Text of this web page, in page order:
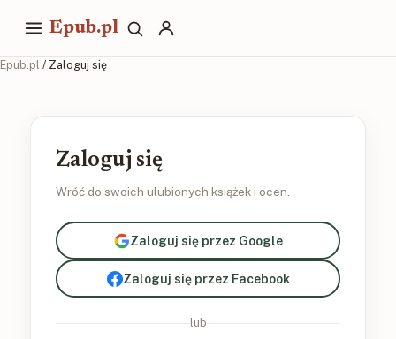
Epub.pl
Epub.pl / Zaloguj się
Zaloguj się
Wróć do swoich ulubionych książek i ocen.
Zaloguj się przez Google
Zaloguj się przez Facebook
lub